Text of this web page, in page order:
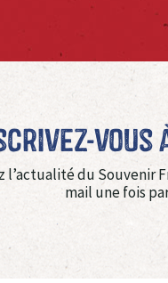
vous
l’actualité du Souvenir
mail une fois